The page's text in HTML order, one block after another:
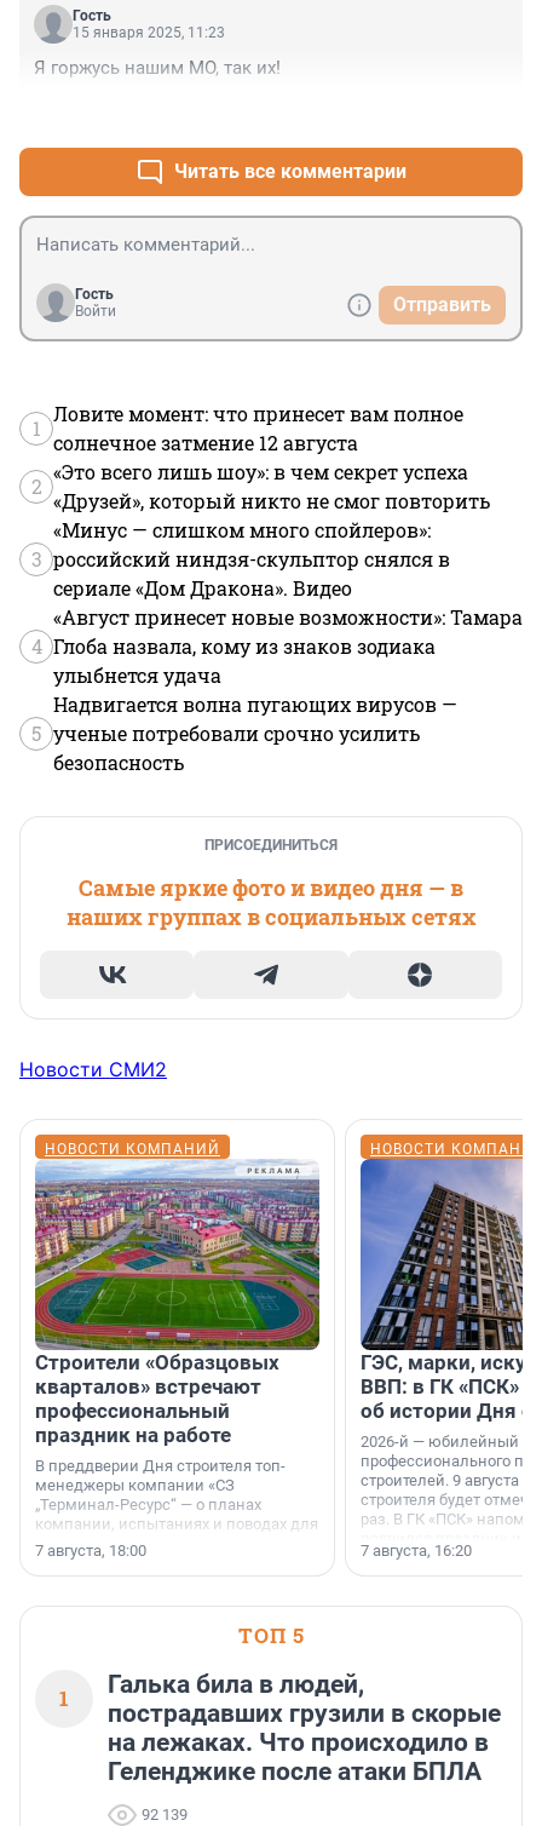
Гость
15 января 2025, 11:23
Я горжусь нашим МО, так их!
Читать все комментарии
Гость
Войти
Отправить
1
Ловите момент: что принесет вам полное
солнечное затмение 12 августа
2
«Это всего лишь шоу»: в чем секрет успеха
«Друзей», который никто не смог повторить
3
«Минус — слишком много спойлеров»:
российский ниндзя-скульптор снялся в
сериале «Дом Дракона». Видео
4
«Август принесет новые возможности»: Тамара
Глоба назвала, кому из знаков зодиака
улыбнется удача
5
Надвигается волна пугающих вирусов —
ученые потребовали срочно усилить
безопасность
ПРИСОЕДИНИТЬСЯ
Самые яркие фото и видео дня — в
наших группах в социальных сетях
Новости СМИ2
НОВОСТИ КОМПАНИЙ
Строители «Образцовых
кварталов» встречают
профессиональный
праздник на работе
В преддверии Дня строителя топ-
менеджеры компании «СЗ
„Терминал-Ресурс“ — о планах
компании, испытаниях и поводах для
осторожного оптимизма.
7 августа, 18:00
НОВОСТИ
ГЭС, марки,
ВВП: в ГК «ПСК»
об истории Дня
2026-й — юбилейный
профессионального
строителей. 9 августа
строителя будет
раз. В ГК «ПСК»
поменялась роль
7 августа, 16:20
ТОП 5
1
Галька била в людей,
пострадавших грузили в скорые
на лежаках. Что происходило в
Геленджике после атаки БПЛА
92 139